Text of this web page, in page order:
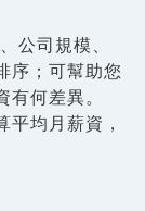
公司規模、
序；可幫助您
何差異。
平均月薪資，